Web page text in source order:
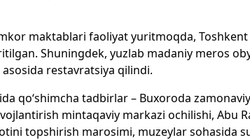
maktablari faoliyat yuritmoqda, Toshkent
Shuningdek, yuzlab madaniy meros
restavratsiya qilindi.
qo‘shimcha tadbirlar – Buxoroda zamonaviy
mintaqaviy markazi ochilishi, Abu
topshirish marosimi, muzeylar sohasida